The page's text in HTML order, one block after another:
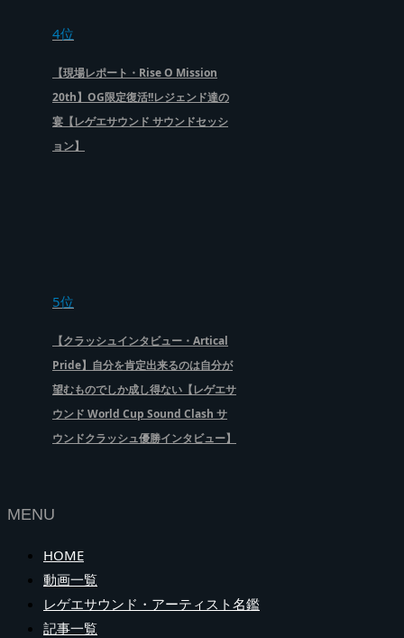
4位
【現場レポート・Rise O Mission
20th】OG限定復活!!レジェンド達の
宴【レゲエサウンド サウンドセッシ
ョン】
5位
【クラッシュインタビュー・Artical
Pride】自分を肯定出来るのは自分が
望むものでしか成し得ない【レゲエサ
ウンド World Cup Sound Clash サ
ウンドクラッシュ優勝インタビュー】
MENU
HOME
動画一覧
レゲエサウンド・アーティスト名鑑
記事一覧